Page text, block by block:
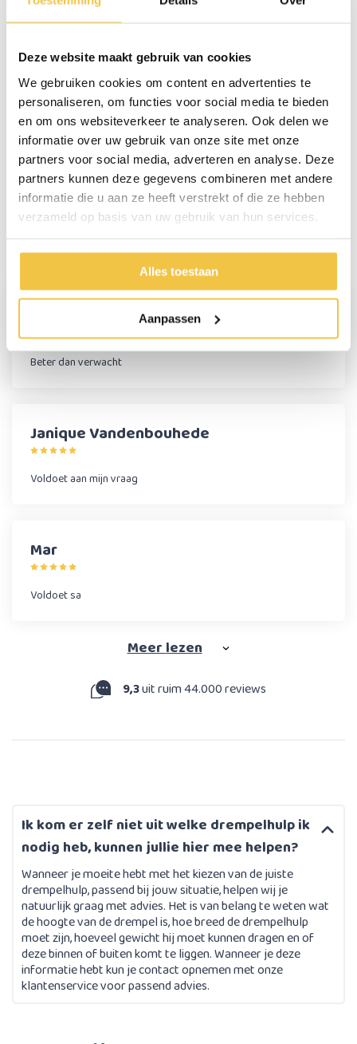
Deze website maakt gebruik van cookies
We gebruiken cookies om content en advertenties te
personaliseren, om functies voor social media te bieden
en om ons websiteverkeer te analyseren. Ook delen we
informatie over uw gebruik van onze site met onze
partners voor social media, adverteren en analyse. Deze
partners kunnen deze gegevens combineren met andere
informatie die u aan ze heeft verstrekt of die ze hebben
verzameld op basis van uw gebruik van hun services.
Alles toestaan
Aanpassen
Hoogte
Diepte
Maximaal draagvermogen
800 kg
Meerspecificaties
Persoonlijk advies
Start chat
Reviews (13)
Cris van Zundert
Beter dan verwacht
Janique Vandenbouhede
Voldoet aan mijn vraag
Mar
Voldoet sa
Meerlezen
9,3uit ruim 44.000 reviews
Ik kom er zelf niet uit welke drempelhulp ik
nodig heb, kunnen jullie hier mee helpen?
Wanneer je moeite hebt met het kiezen van de juiste
drempelhulp, passend bij jouw situatie, helpen wij je
natuurlijk graag met advies. Het is van belang te weten wat
de hoogte van de drempel is, hoe breed de drempelhulp
moet zijn, hoeveel gewicht hij moet kunnen dragen en of
deze binnen of buiten komt te liggen. Wanneer je deze
informatie hebt kun je contact opnemen met onze
klantenservice voor passend advies.